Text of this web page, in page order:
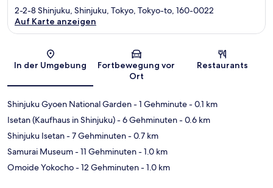
Karte
2-2-8 Shinjuku, Shinjuku, Tokyo, Tokyo-to, 160-0022
Auf Karte anzeigen
In der Umgebung
Fortbewegung vor
Ort
Restaurants
Shinjuku Gyoen National Garden- 1 Gehminute- 0.1 km
Isetan (Kaufhaus in Shinjuku)- 6 Gehminuten- 0.6 km
Shinjuku Isetan- 7 Gehminuten- 0.7 km
Samurai Museum- 11 Gehminuten- 1.0 km
Omoide Yokocho- 12 Gehminuten- 1.0 km